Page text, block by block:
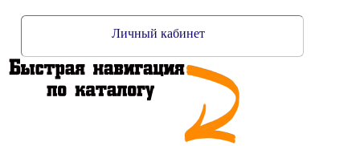
Личный кабинет